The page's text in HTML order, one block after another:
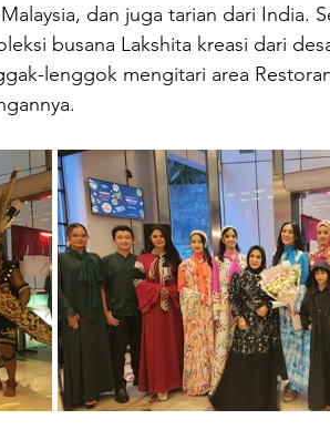
dan juga tarian dari India.
busana Lakshita kreasi dari
lenggok mengitari area